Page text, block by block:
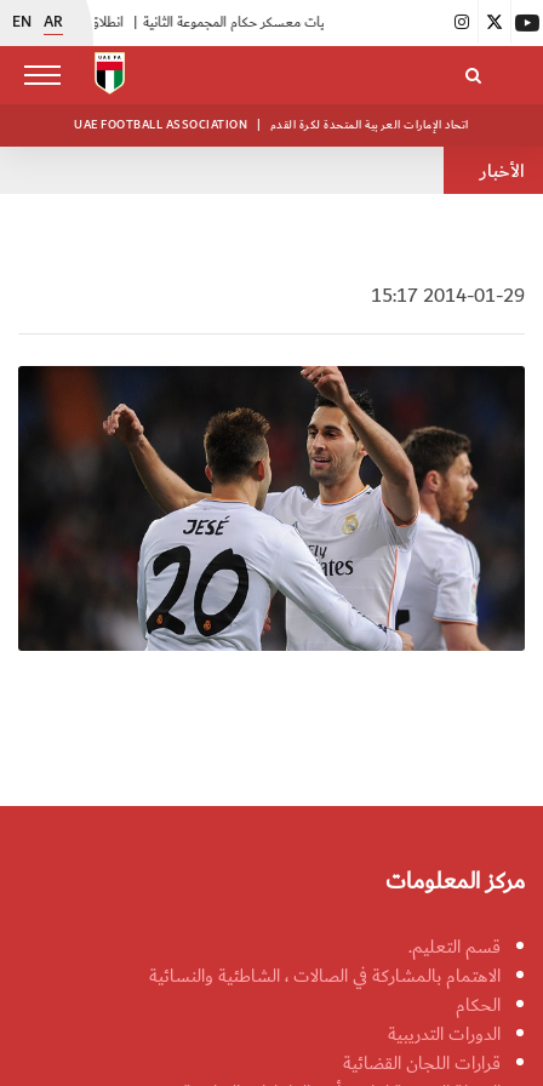
EN AR انطلاق منافسات بطولة النخبة لحرس الرئاسة |
UAE FOOTBALL ASSOCIATION | اتحاد الإمارات العربية المتحدة لكرة القدم
الأخبار
2014-01-29 15:17
مركز المعلومات
قسم التعليم.
الاهتمام بالمشاركة في الصالات ، الشاطئية والنسائية
الحكام
الدورات التدريبية
قرارات اللجان القضائية